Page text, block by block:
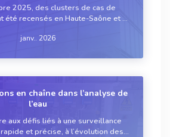
2025, des clusters de cas de
recensés en Haute-Saône et en
: malgré un renforcement de la
janv.. 2026
en chaîne dans l’analyse de
l’eau
aux défis liés à une surveillance
et précise, à l’évolution des